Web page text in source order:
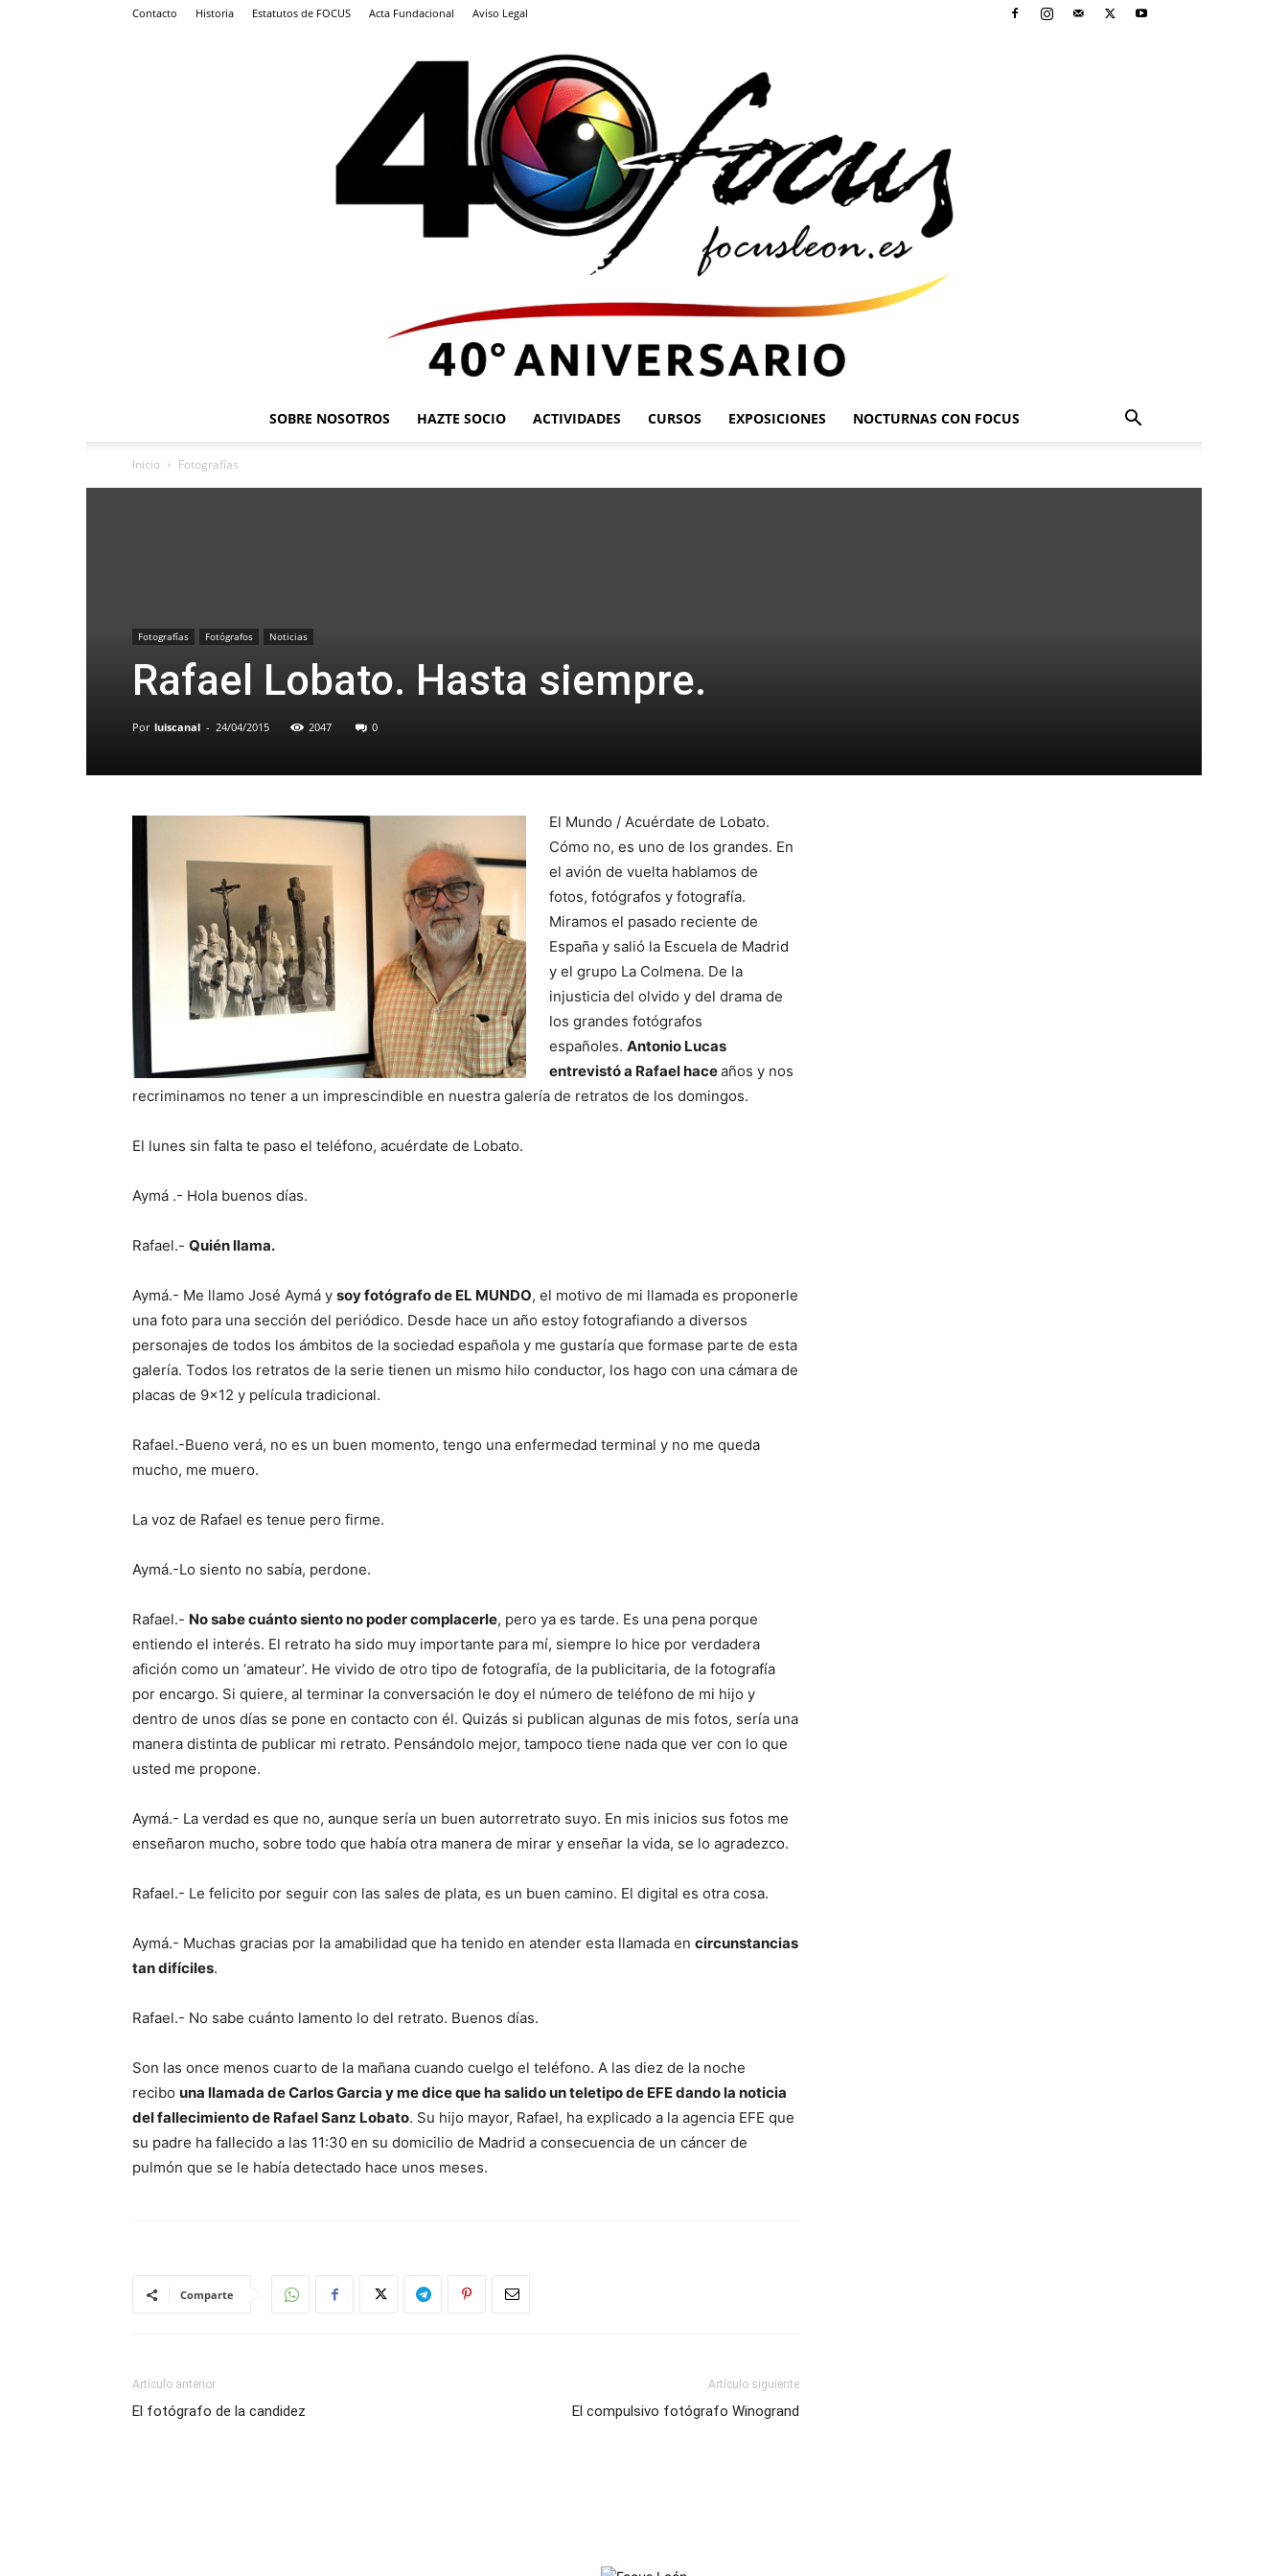
Contacto Historia Estatutos de FOCUS Acta Fundacional Aviso Legal
SOBRE NOSOTROS HAZTE SOCIO ACTIVIDADES CURSOS EXPOSICIONES NOCTURNAS CON FOCUS
Inicio Fotografías
Fotografías Fotógrafos Noticias
Rafael Lobato. Hasta siempre.
Por luiscanal - 24/04/2015 2047 0
El Mundo / Acuérdate de Lobato.
Cómo no, es uno de los grandes. En
el avión de vuelta hablamos de
fotos, fotógrafos y fotografía.
Miramos el pasado reciente de
España y salió la Escuela de Madrid
y el grupo La Colmena. De la
injusticia del olvido y del drama de
los grandes fotógrafos
españoles. Antonio Lucas
entrevistó a Rafael haceaños y nos
recriminamos no tener a un imprescindible en nuestra galería de retratos de los domingos.
El lunes sin falta te paso el teléfono, acuérdate de Lobato.
Aymá .- Hola buenos días.
Rafael.- Quién llama.
Aymá.- Me llamo José Aymá y soy fotógrafo de EL MUNDO, el motivo de mi llamada es proponerle
una foto para una sección del periódico. Desde hace un año estoy fotografiando a diversos
personajes de todos los ámbitos de la sociedad española y me gustaría que formase parte de esta
galería. Todos los retratos de la serie tienen un mismo hilo conductor, los hago con una cámara de
placas de 9×12 y película tradicional.
Rafael.-Bueno verá, no es un buen momento, tengo una enfermedad terminal y no me queda
mucho, me muero.
La voz de Rafael es tenue pero firme.
Aymá.-Lo siento no sabía, perdone.
Rafael.- No sabe cuánto siento no poder complacerle, pero ya es tarde. Es una pena porque
entiendo el interés. El retrato ha sido muy importante para mí, siempre lo hice por verdadera
afición como un ‘amateur’. He vivido de otro tipo de fotografía, de la publicitaria, de la fotografía
por encargo. Si quiere, al terminar la conversación le doy el número de teléfono de mi hijo y
dentro de unos días se pone en contacto con él. Quizás si publican algunas de mis fotos, sería una
manera distinta de publicar mi retrato. Pensándolo mejor, tampoco tiene nada que ver con lo que
usted me propone.
Aymá.- La verdad es que no, aunque sería un buen autorretrato suyo. En mis inicios sus fotos me
enseñaron mucho, sobre todo que había otra manera de mirar y enseñar la vida, se lo agradezco.
Rafael.- Le felicito por seguir con las sales de plata, es un buen camino. El digital es otra cosa.
Aymá.- Muchas gracias por la amabilidad que ha tenido en atender esta llamada en circunstancias
tan difíciles.
Rafael.- No sabe cuánto lamento lo del retrato. Buenos días.
Son las once menos cuarto de la mañana cuando cuelgo el teléfono. A las diez de la noche
recibo una llamada de Carlos Garcia y me dice que ha salido un teletipo de EFE dando la noticia
del fallecimiento de Rafael Sanz Lobato. Su hijo mayor, Rafael, ha explicado a la agencia EFE que
su padre ha fallecido a las 11:30 en su domicilio de Madrid a consecuencia de un cáncer de
pulmón que se le había detectado hace unos meses.
Comparte
Artículo anterior
El fotógrafo de la candidez
Artículo siguiente
El compulsivo fotógrafo Winogrand